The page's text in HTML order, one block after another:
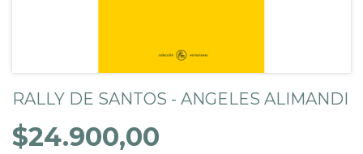
RALLY DE SANTOS - ANGELES ALIMANDI
$24.900,00